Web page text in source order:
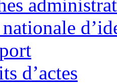
d’actes